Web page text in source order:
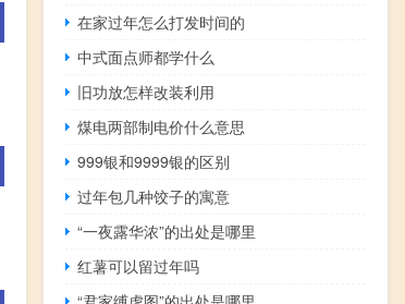
在家过年怎么打发时间的
中式面点师都学什么
旧功放怎样改装利用
煤电两部制电价什么意思
999银和9999银的区别
过年包几种饺子的寓意
“一夜露华浓”的出处是哪里
红薯可以留过年吗